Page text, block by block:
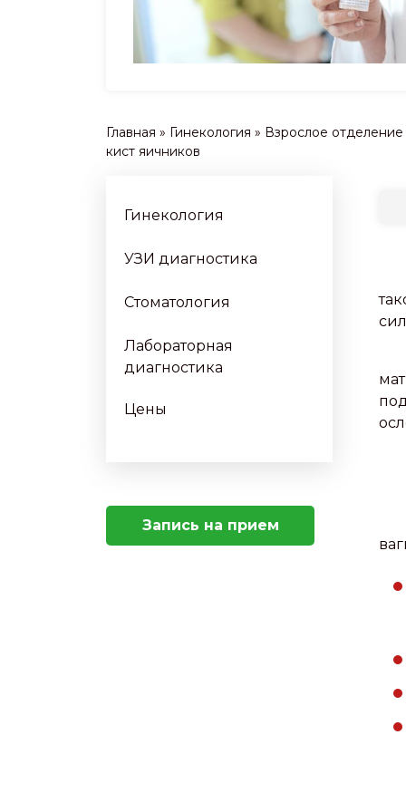
Главная » Гинекология » Взрослое отделение
кист яичников
Гинекология
УЗИ диагностика
Стоматология
Лабораторная
диагностика
Цены
Запись на прием